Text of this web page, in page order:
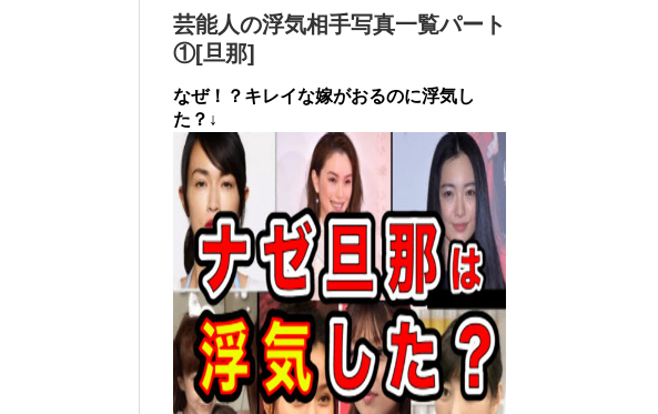
芸能人の浮気相手写真一覧パート
①[旦那]
なぜ！？キレイな嫁がおるのに浮気し
た？↓